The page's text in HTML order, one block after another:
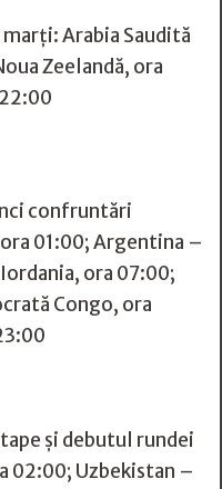
Arabia Saudită
Zeelandă, ora
confruntări
01:00; Argentina –
ora 07:00;
Congo, ora
și debutul rundei
02:00; Uzbekistan –